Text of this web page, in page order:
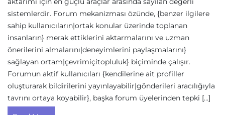
sistemlerdir. Forum mekanizması özünde, {benzer ilgilere
sahip kullanıcıların|ortak konular üzerinde toplanan
insanların} merak ettiklerini aktarmalarını ve uzman
önerilerini almalarını|deneyimlerini paylaşmalarını}
sağlayan ortam|çevrimiçitopluluk} biçiminde çalışır.
Forumun aktif kullanıcıları {kendilerine ait profiller
oluşturarak bildirilerini yayınlayabilir|gönderileri aracılığıyla
tavrını ortaya koyabilir}, başka forum üyelerinden tepki […]